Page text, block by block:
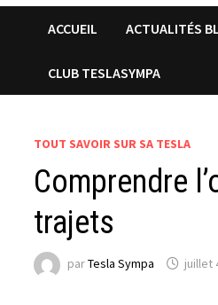
ACCUEIL ACTUALITÉS
CLUB TESLASYMPA
TOUT SAVOIR SUR SA TESLA
Comprendre
trajets
parTesla Sympa juillet